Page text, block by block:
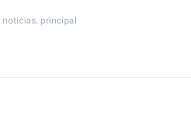
noticias, principal